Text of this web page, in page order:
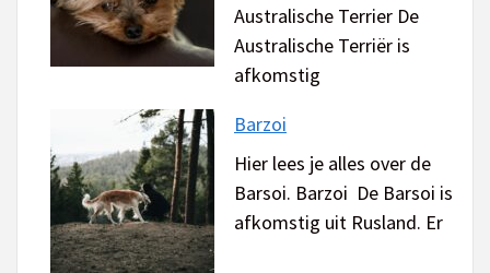
Australische Terrier De
Australische Terriër is
afkomstig
Barzoi
Hier lees je alles over de
Barsoi. Barzoi De Barsoi is
afkomstig uit Rusland. Er